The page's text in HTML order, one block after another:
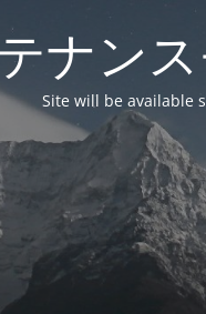
ナン
Site will be available